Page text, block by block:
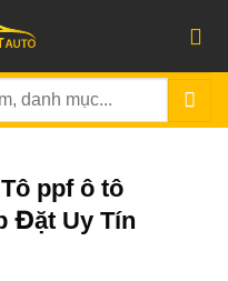
ppf ô tô
Đặt Uy Tín